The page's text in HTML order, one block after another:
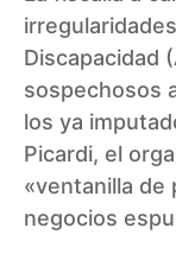
Discapacidad
sospechosos
los ya
Picardi, el
«ventanilla de
negocios